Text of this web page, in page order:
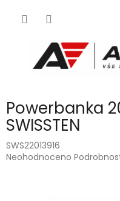
Powerbanka
SWISSTEN
SWS22013916
Průměrné
Neohodnoceno